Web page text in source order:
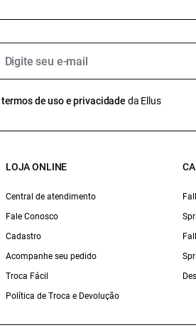
termos de uso e privacidade da Ellus
LOJA ONLINE
Central de atendimento
Fale Conosco
Cadastro
Acompanhe seu pedido
Troca Fácil
Política de Troca e Devolução